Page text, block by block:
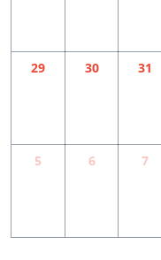
29 30 31
5 6 7